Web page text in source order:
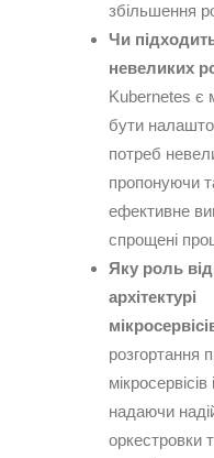
збільшення
Чи
невеликих
Kubernetes є
бути
потреб
пропонуючи
ефективне
спрощені
Яку роль
архітектурі
розгортання
надаючи
оркестровки